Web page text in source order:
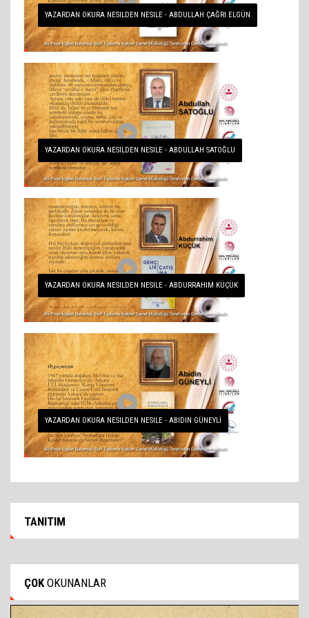
YAZARDAN OKURA NESILDEN NESILE - ABDULLAH ÇAĞRI ELGÜN
YAZARDAN OKURA NESILDEN NESILE - ABDULLAH SATOĞLU
YAZARDAN OKURA NESILDEN NESILE - ABDURRAHIM KÜÇÜK
YAZARDAN OKURA NESILDEN NESILE - ABIDIN GÜNEYLİ
TANITIM
ÇOK OKUNANLAR